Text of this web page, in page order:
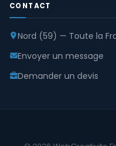
CONTACT
Nord (59) — Toute la
Envoyer un message
Demander un devis